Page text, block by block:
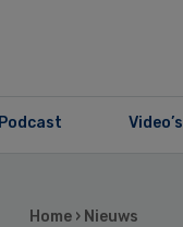
Podcast Video’s
Home › Nieuws